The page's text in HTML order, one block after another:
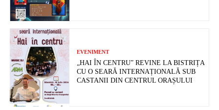
EVENIMENT
„HAI ÎN CENTRU” REVINE LA BISTRIȚA
CU O SEARĂ INTERNAȚIONALĂ SUB
CASTANII DIN CENTRUL ORAȘULUI